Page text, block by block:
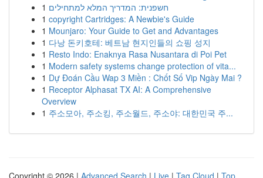
1 חשפנית: המדריך המלא למתחילים
1 copyright Cartridges: A Newbie's Guide
1 Mounjaro: Your Guide to Get and Advantages
1 다낭 돈키호테: 베트남 현지인들의 쇼핑 성지
1 Resto Indo: Enaknya Rasa Nusantara di Poi Pet
1 Modern safety systems change protection of vita...
1 Dự Đoán Cầu Wap 3 Miền : Chốt Số Vip Ngày Mai ?
1 Receptor Alphasat TX AI: A Comprehensive
Overview
1 주소모아, 주소킹, 주소월드, 주소야: 대한민국 주...
Copyright © 2026 | Advanced Search | Live | Tag Cloud | Top